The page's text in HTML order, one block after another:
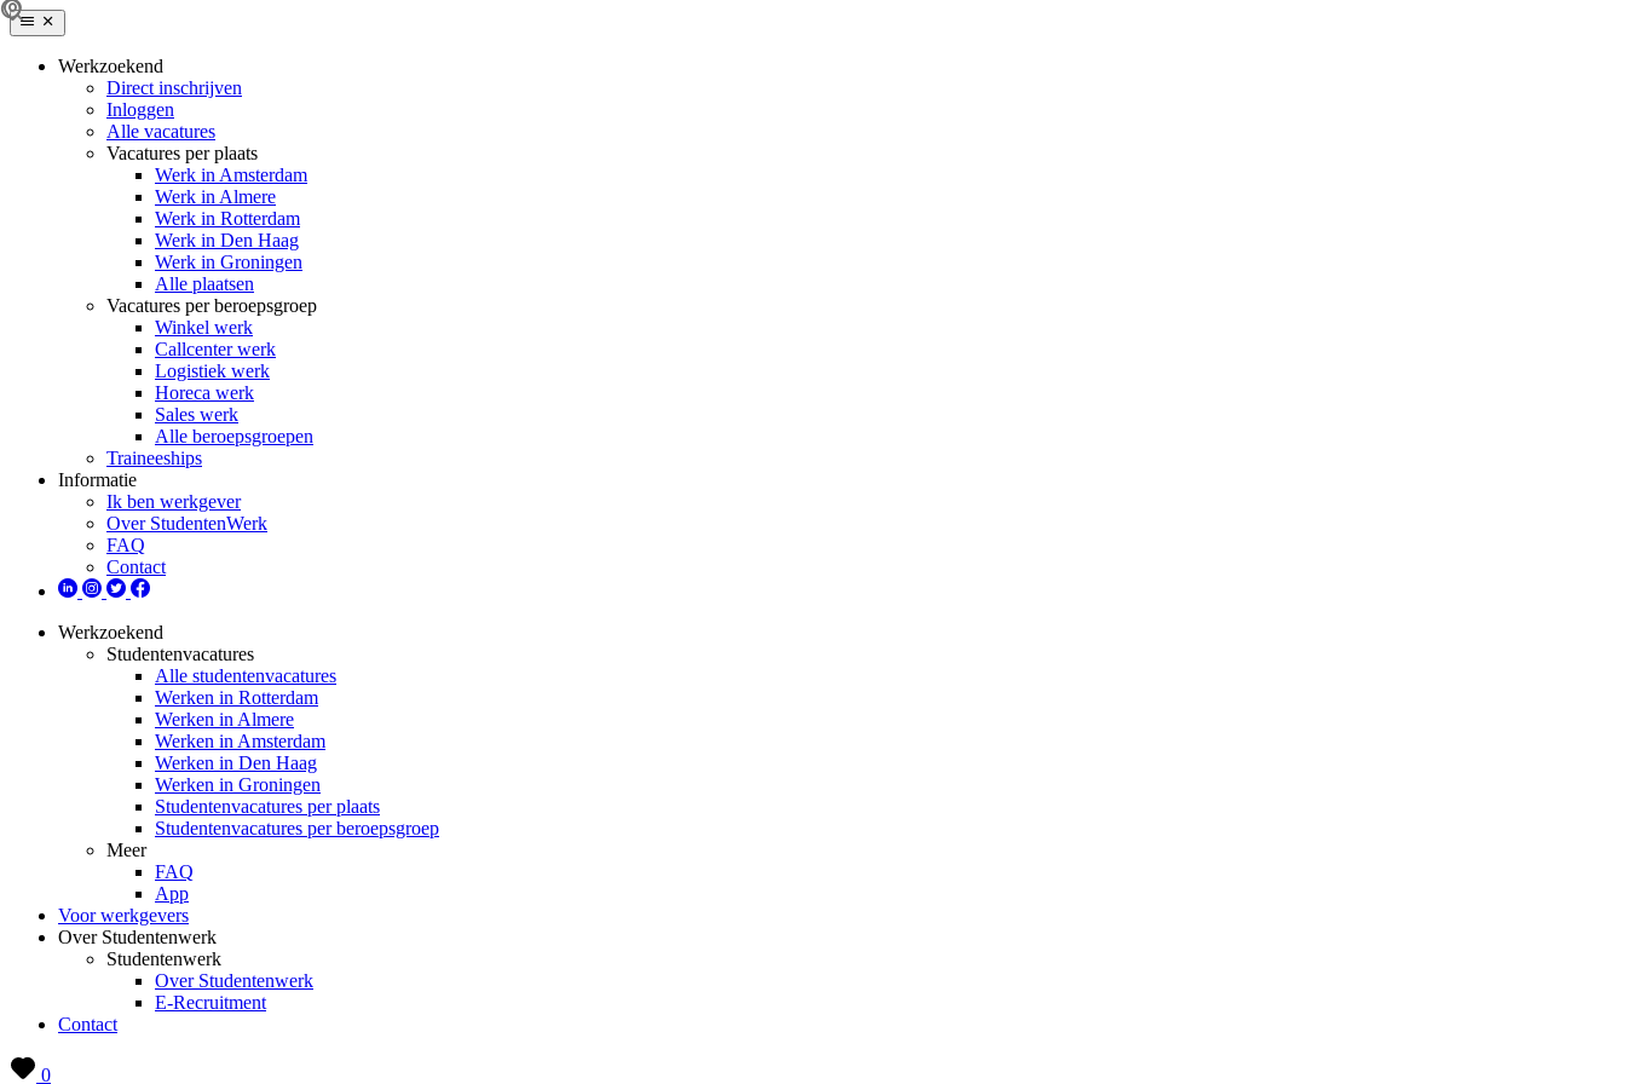
Werkzoekend
Direct inschrijven
Inloggen
Alle vacatures
Vacatures per plaats
Werk in Amsterdam
Werk in Almere
Werk in Rotterdam
Werk in Den Haag
Werk in Groningen
Alle plaatsen
Vacatures per beroepsgroep
Winkel werk
Callcenter werk
Logistiek werk
Horeca werk
Sales werk
Alle beroepsgroepen
Traineeships
Informatie
Ik ben werkgever
Over StudentenWerk
FAQ
Contact
Werkzoekend
Studentenvacatures
Alle studentenvacatures
Werken in Rotterdam
Werken in Almere
Werken in Amsterdam
Werken in Den Haag
Werken in Groningen
Studentenvacatures per plaats
Studentenvacatures per beroepsgroep
Meer
FAQ
App
Voor werkgevers
Over Studentenwerk
Studentenwerk
Over Studentenwerk
E-Recruitment
Contact
0